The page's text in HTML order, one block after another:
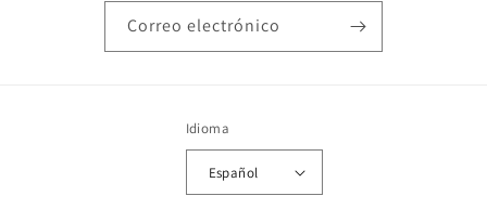
Correo electrónico
Idioma
Español